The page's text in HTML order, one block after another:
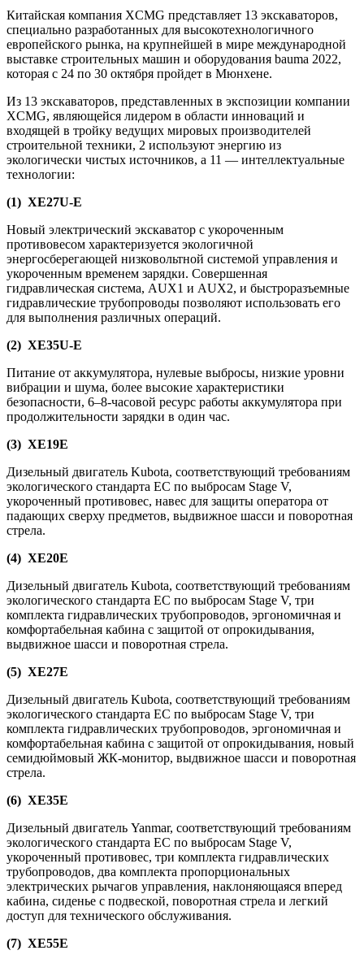
Китайская компания XCMG представляет 13 экскаваторов,
специально разработанных для высокотехнологичного
европейского рынка, на крупнейшей в мире международной
выставке строительных машин и оборудования bauma 2022,
которая с 24 по 30 октября пройдет в Мюнхене.
Из 13 экскаваторов, представленных в экспозиции компании
XCMG, являющейся лидером в области инноваций и
входящей в тройку ведущих мировых производителей
строительной техники, 2 используют энергию из
экологически чистых источников, а 11 — интеллектуальные
технологии:
(1) XE27U-E
Новый электрический экскаватор с укороченным
противовесом характеризуется экологичной
энергосберегающей низковольтной системой управления и
укороченным временем зарядки. Совершенная
гидравлическая система, AUX1 и AUX2, и быстроразъемные
гидравлические трубопроводы позволяют использовать его
для выполнения различных операций.
(2) XE35U-E
Питание от аккумулятора, нулевые выбросы, низкие уровни
вибрации и шума, более высокие характеристики
безопасности, 6–8-часовой ресурс работы аккумулятора при
продолжительности зарядки в один час.
(3) XE19E
Дизельный двигатель Kubota, соответствующий требованиям
экологического стандарта ЕС по выбросам Stage V,
укороченный противовес, навес для защиты оператора от
падающих сверху предметов, выдвижное шасси и поворотная
стрела.
(4) XE20E
Дизельный двигатель Kubota, соответствующий требованиям
экологического стандарта ЕС по выбросам Stage V, три
комплекта гидравлических трубопроводов, эргономичная и
комфортабельная кабина с защитой от опрокидывания,
выдвижное шасси и поворотная стрела.
(5) XE27E
Дизельный двигатель Kubota, соответствующий требованиям
экологического стандарта ЕС по выбросам Stage V, три
комплекта гидравлических трубопроводов, эргономичная и
комфортабельная кабина с защитой от опрокидывания, новый
семидюймовый ЖК-монитор, выдвижное шасси и поворотная
стрела.
(6) XE35E
Дизельный двигатель Yanmar, соответствующий требованиям
экологического стандарта ЕС по выбросам Stage V,
укороченный противовес, три комплекта гидравлических
трубопроводов, два комплекта пропорциональных
электрических рычагов управления, наклоняющаяся вперед
кабина, сиденье с подвеской, поворотная стрела и легкий
доступ для технического обслуживания.
(7) XE55E